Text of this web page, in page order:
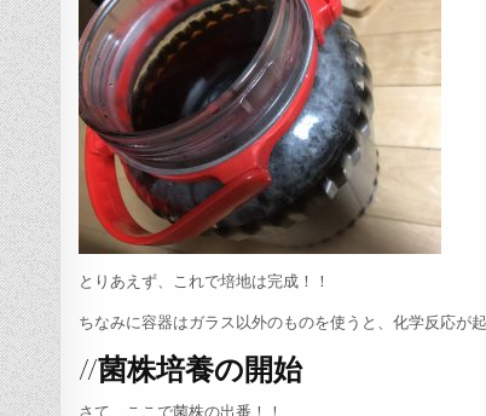
とりあえず、これで培地は完成！！
ちなみに容器はガラス以外のものを使うと、化学反応が
//菌株培養の開始
さて、ここで菌株の出番！！